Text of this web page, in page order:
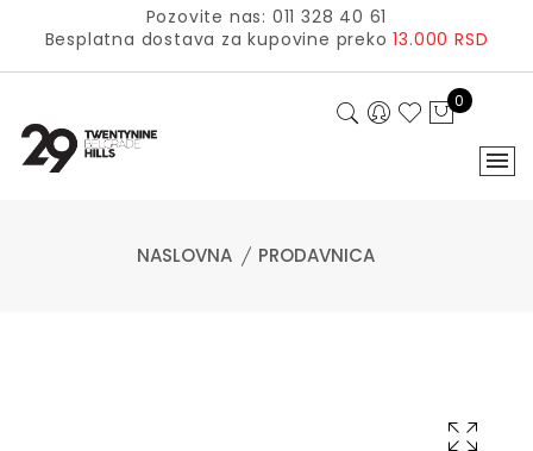
Pozovite nas: 011 328 40 61
Besplatna dostava za kupovine preko13.000 RSD
0
NASLOVNA PRODAVNICA